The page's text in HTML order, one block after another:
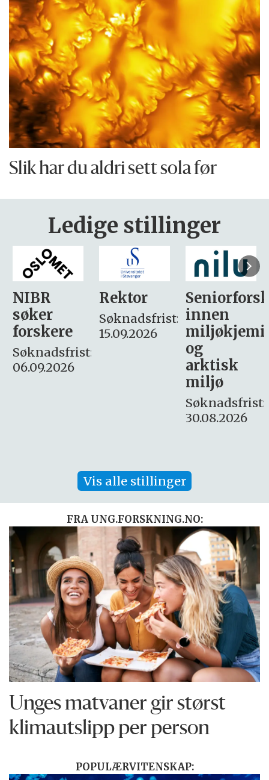
Slik har du aldri sett sola før
Ledige stillinger
Rektor
Søknadsfrist:
15.09.2026
Seniorforsker
innen
miljøkjemi
søker
– fast
Søknadsfrist:
16. august.
Vis alle stillinger
FRA UNG.FORSKNING.NO:
Unges matvaner gir størst
klimautslipp per person
POPULÆRVITENSKAP: